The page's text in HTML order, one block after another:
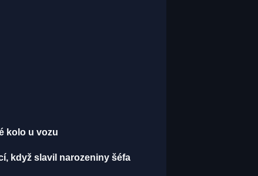
kolo u vozu
když slavil narozeniny šéfa